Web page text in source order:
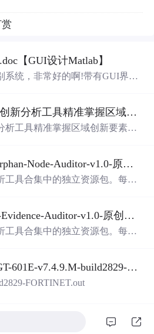
【GUI设计Matlab】
系统，非常好的啊!带有GUI界
（GUI），非常容易使用。你只
，它将立即给出准确的识别结
工具，你一定会喜欢它的！
如何通过区域科技创新分析工具精准掌握区域创新要素分布与产业链融合现状？.docx
析工具精准掌握区域创新要素分
Visual-Workflow-Orphan-Node-Auditor-v1.0-原创源码与文档.zip
工具合集中的独立资源包。每个
能清单、MIT License及原创与授
目录，执行npm test验证算法，
、论文、生产日志或其他受限素
工程、测试审计和课程实践。
Cypress-Flaky-Test-Evidence-Auditor-v1.0-原创源码与文档.zip
工具合集中的独立资源包。每个
能清单、MIT License及原创与授
目录，执行npm test验证算法，
、论文、生产日志或其他受限素
用工程、测试审计和课程实践。
FortiGate-v7.4.9-FGT-601E-v7.4.9.M-build2829-FORTINET.out
FORTINET.out